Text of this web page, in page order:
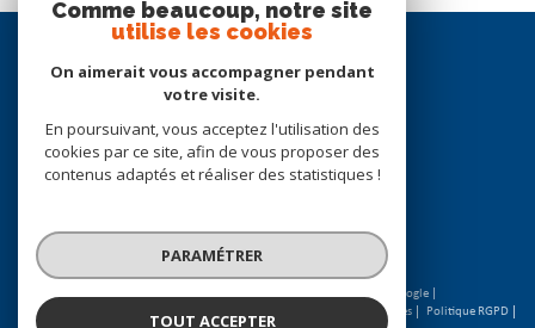
Se
connecter
Nous
suivre
© 2026 | Tous droits réservés | Traduction powered by Google |
Nos honoraires
Partenaires
Politique RGPD
Comme beaucoup, notre site
utilise les cookies
On aimerait vous accompagner pendant
votre visite.
En poursuivant, vous acceptez l'utilisation des
cookies par ce site, afin de vous proposer des
contenus adaptés et réaliser des statistiques !
PARAMÉTRER
TOUT ACCEPTER